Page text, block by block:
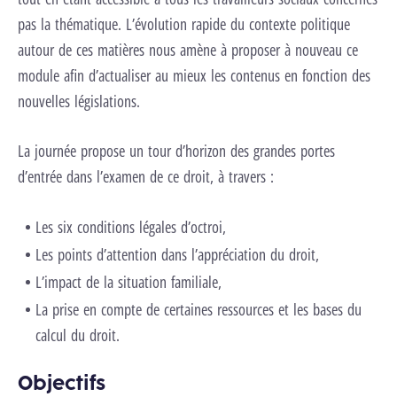
pas la thématique. L’évolution rapide du contexte politique
autour de ces matières nous amène à proposer à nouveau ce
module afin d’actualiser au mieux les contenus en fonction des
nouvelles législations.
La journée propose un tour d’horizon des grandes portes
d’entrée dans l’examen de ce droit, à travers :
Les six conditions légales d’octroi,
Les points d’attention dans l’appréciation du droit,
L’impact de la situation familiale,
La prise en compte de certaines ressources et les bases du
calcul du droit.
Objectifs